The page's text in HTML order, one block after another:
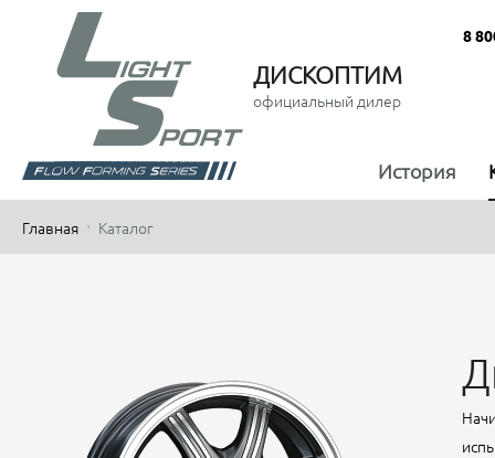
ДИСКОПТИМ
официальный дилер
8
История
Главная Каталог